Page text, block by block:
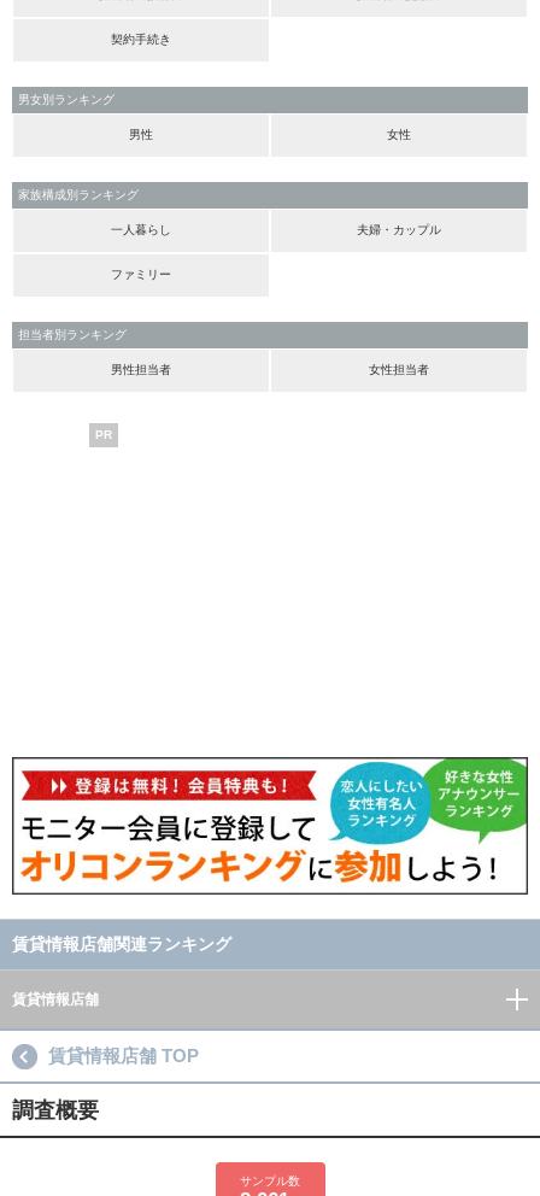
契約手続き
男女別ランキング
男性 女性
家族構成別ランキング
一人暮らし 夫婦・カップル
ファミリー
担当者別ランキング
男性担当者 女性担当者
PR
賃貸情報店舗関連ランキング
賃貸情報店舗
賃貸情報店舗 TOP
調査概要
サンプル数